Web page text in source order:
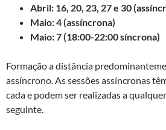
Abril: 16, 20, 23, 27 e 30
Maio: 4 (assíncrona)
Maio: 7 (18:00-22:00 síncrona)
Formação a distância
assíncrono. As sessões assíncronas
cada e podem ser realizadas a
seguinte.